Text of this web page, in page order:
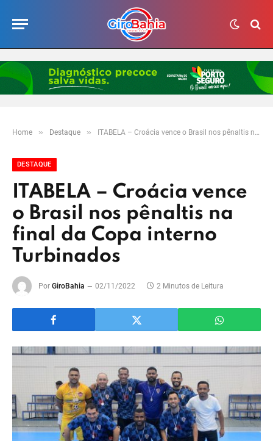
Home » Destaque » ITABELA – Croácia vence o Brasil nos pênaltis na final da Copa interno Turbinados
DESTAQUE
ITABELA – Croácia vence
o Brasil nos pênaltis na
final da Copa interno
Turbinados
Por GiroBahia 02/11/2022 2 Minutos de Leitura